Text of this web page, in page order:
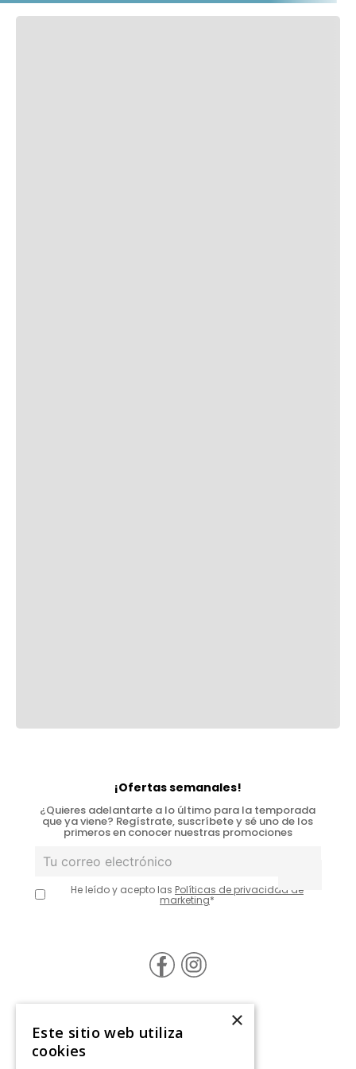
¡Ofertas semanales!
¿Quieres adelantarte a lo último para la temporada
que ya viene? Regístrate, suscríbete y sé uno de los
primeros en conocer nuestras promociones
He leído y acepto las Políticas de privacidad de
marketing*
@Contáctanos ×
Este sitio web utiliza
cookies